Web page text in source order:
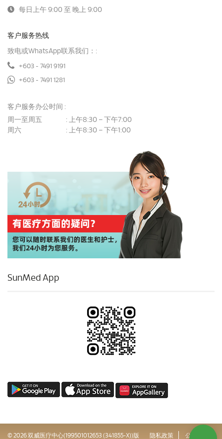
每日上午 9:00 至 晚上 9:00
客户服务热线
致电或WhatsApp联系我们：:
+603 - 7491 9191
+603 - 7491 1281
客户服务办公时间 :
周一至周五
: 上午8:30 – 下午7:00
周六
: 上午8:30 – 下午1:00
SunMed App
© 2026 双威医疗中心(199501012653 (341855-X))版 隐私政策 公司治理